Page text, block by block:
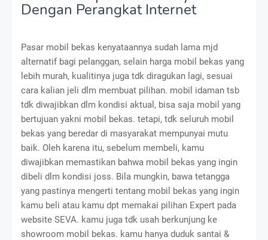
Dengan Perangkat Internet
Pasar mobil bekas kenyataannya sudah lama mjd
alternatif bagi pelanggan, selain harga mobil bekas yang
lebih murah, kualitinya juga tdk diragukan lagi, sesuai
cara kalian jeli dlm membuat pilihan. mobil idaman tsb
tdk diwajibkan dlm kondisi aktual, bisa saja mobil yang
bertujuan yakni mobil bekas. tetapi, tdk seluruh mobil
bekas yang beredar di masyarakat mempunyai mutu
baik. Oleh karena itu, sebelum membeli, kamu
diwajibkan memastikan bahwa mobil bekas yang ingin
dibeli dlm kondisi joss. Bila mungkin, bawa tetangga
yang pastinya mengerti tentang mobil bekas yang ingin
kamu beli atau kamu dpt memakai pilihan Expert pada
website SEVA. kamu juga tdk usah berkunjung ke
showroom mobil bekas. kamu hanya duduk santai &